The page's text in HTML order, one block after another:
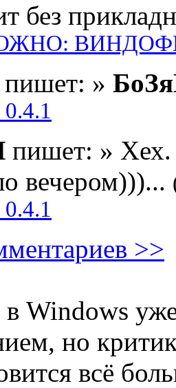
без
пишет: »
пишет: » Хех.
вечером)))...
>>
Windows
но
всё